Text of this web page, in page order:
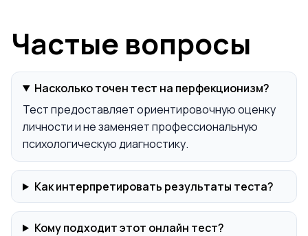
Частые вопросы
Насколько точен тест на перфекционизм?
Тест предоставляет ориентировочную оценку
личности и не заменяет профессиональную
психологическую диагностику.
Как интерпретировать результаты теста?
Кому подходит этот онлайн тест?